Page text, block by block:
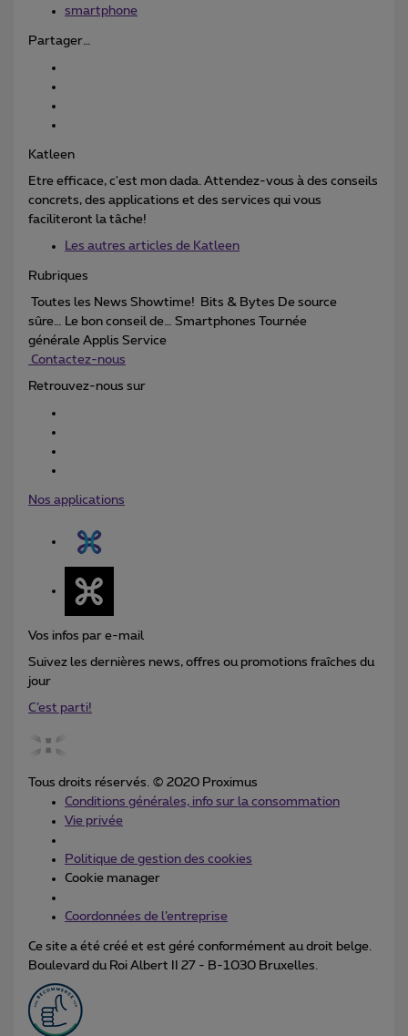
smartphone
Partager…
Katleen
Etre efficace, c'est mon dada. Attendez-vous à des conseils
concrets, des applications et des services qui vous
faciliteront la tâche!
Les autres articles de Katleen
Rubriques
Toutes les News Showtime! Bits & Bytes De source
sûre… Le bon conseil de… Smartphones Tournée
générale Applis Service
Contactez-nous
Retrouvez-nous sur
Nos applications
Vos infos par e-mail
Suivez les dernières news, offres ou promotions fraîches du
jour
C’est parti!
Tous droits réservés. © 2020 Proximus
Conditions générales, info sur la consommation
Vie privée
Politique de gestion des cookies
Cookie manager
Coordonnées de l’entreprise
Ce site a été créé et est géré conformément au droit belge.
Boulevard du Roi Albert II 27 - B-1030 Bruxelles.